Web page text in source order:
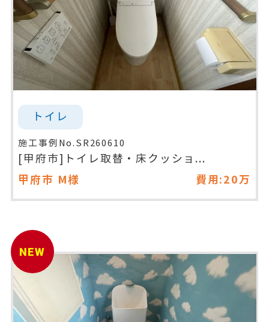
トイレ
施工事例No.SR260610
[甲府市]トイレ取替・床クッショ...
甲府市 M様 費用:20万
NEW